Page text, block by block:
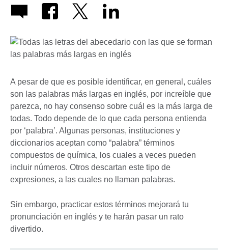
A pesar de que es posible identificar, en general, cuáles
son las palabras más largas en inglés, por increíble que
parezca, no hay consenso sobre cuál es la más larga de
todas. Todo depende de lo que cada persona entienda
por ‘palabra’. Algunas personas, instituciones y
diccionarios aceptan como “palabra” términos
compuestos de química, los cuales a veces pueden
incluir números. Otros descartan este tipo de
expresiones, a las cuales no llaman palabras.
Sin embargo, practicar estos términos mejorará tu
pronunciación en inglés y te harán pasar un rato
divertido.